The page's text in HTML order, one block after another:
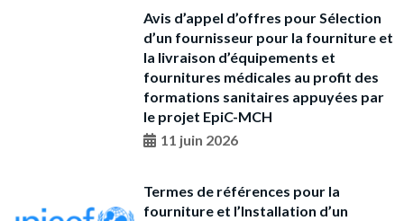
Avis d’appel d’offres pour Sélection
d’un fournisseur pour la fourniture et
la livraison d’équipements et
fournitures médicales au profit des
formations sanitaires appuyées par
le projet EpiC-MCH
11 juin 2026
Termes de références pour la
fourniture et l’Installation d’un